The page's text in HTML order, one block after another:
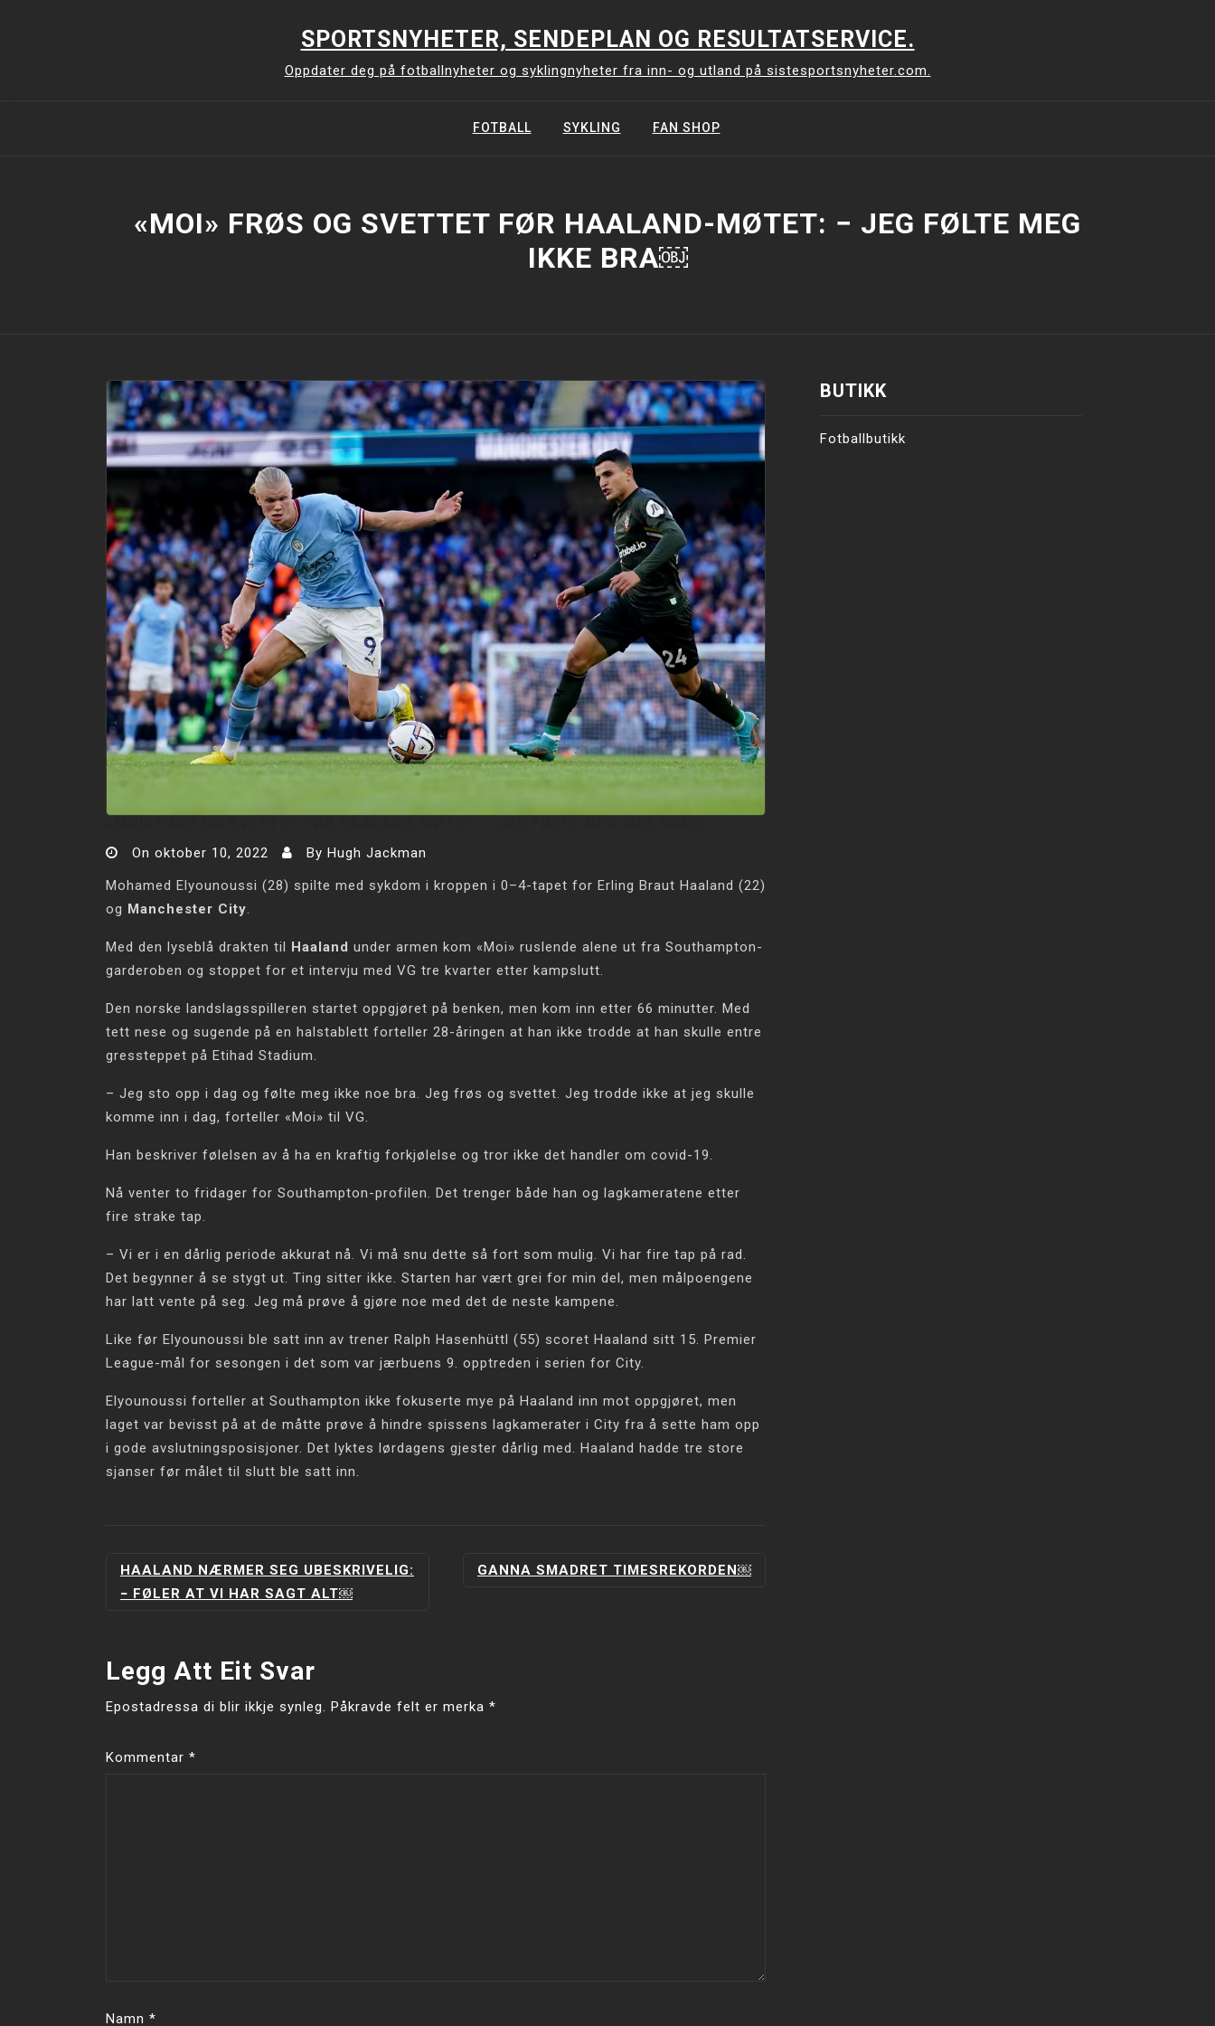
SPORTSNYHETER, SENDEPLAN OG RESULTATSERVICE.
Oppdater deg på fotballnyheter og syklingnyheter fra inn- og utland på sistesportsnyheter.com.
FOTBALL SYKLING FAN SHOP
«MOI» FRØS OG SVETTET FØR HAALAND-MØTET: − JEG FØLTE MEG
IKKE BRA￼
On oktober 10, 2022 By Hugh Jackman
Mohamed Elyounoussi (28) spilte med sykdom i kroppen i 0–4-tapet for Erling Braut Haaland (22)
og Manchester City.
Med den lyseblå drakten til Haaland under armen kom «Moi» ruslende alene ut fra Southampton-
garderoben og stoppet for et intervju med VG tre kvarter etter kampslutt.
Den norske landslagsspilleren startet oppgjøret på benken, men kom inn etter 66 minutter. Med
tett nese og sugende på en halstablett forteller 28-åringen at han ikke trodde at han skulle entre
gressteppet på Etihad Stadium.
– Jeg sto opp i dag og følte meg ikke noe bra. Jeg frøs og svettet. Jeg trodde ikke at jeg skulle
komme inn i dag, forteller «Moi» til VG.
Han beskriver følelsen av å ha en kraftig forkjølelse og tror ikke det handler om covid-19.
Nå venter to fridager for Southampton-profilen. Det trenger både han og lagkameratene etter
fire strake tap.
– Vi er i en dårlig periode akkurat nå. Vi må snu dette så fort som mulig. Vi har fire tap på rad.
Det begynner å se stygt ut. Ting sitter ikke. Starten har vært grei for min del, men målpoengene
har latt vente på seg. Jeg må prøve å gjøre noe med det de neste kampene.
Like før Elyounoussi ble satt inn av trener Ralph Hasenhüttl (55) scoret Haaland sitt 15. Premier
League-mål for sesongen i det som var jærbuens 9. opptreden i serien for City.
Elyounoussi forteller at Southampton ikke fokuserte mye på Haaland inn mot oppgjøret, men
laget var bevisst på at de måtte prøve å hindre spissens lagkamerater i City fra å sette ham opp
i gode avslutningsposisjoner. Det lyktes lørdagens gjester dårlig med. Haaland hadde tre store
sjanser før målet til slutt ble satt inn.
INNLEGGSNAVIGERING
HAALAND NÆRMER SEG UBESKRIVELIG:
− FØLER AT VI HAR SAGT ALT￼
GANNA SMADRET TIMESREKORDEN￼
Legg Att Eit Svar
Epostadressa di blir ikkje synleg. Påkravde felt er merka *
Kommentar *
Namn *
BUTIKK
Fotballbutikk